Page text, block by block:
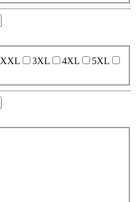
XXL 3XL 4XL
5XL